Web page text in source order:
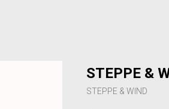
STEPPE &
STEPPE & WIND